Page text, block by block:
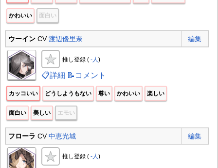
かわいい 面白い
ウーインCV渡辺優里奈 編集
推し登録 ( -人 )
📋詳細 📝コメント
カッコいい どうしようもない 尊い かわいい 楽しい
面白い 美しい エモい
フローラ CV中恵光城 編集
推し登録 ( -人)